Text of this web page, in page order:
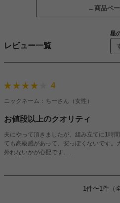
商品ペ
レビュー一覧
星
4
ニックネーム：ちーさん（女性）
お値段以上のクオリティ
夫にやって頂きましたが、組み立てに1時
ても高級感があって、安っぽくないです。
外れないかが心配です。
1件〜1件（